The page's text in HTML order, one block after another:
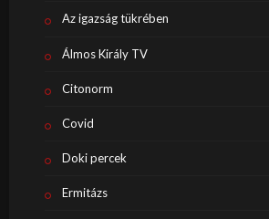
Az igazság tükrében
Álmos Király TV
Citonorm
Covid
Doki percek
Ermitázs